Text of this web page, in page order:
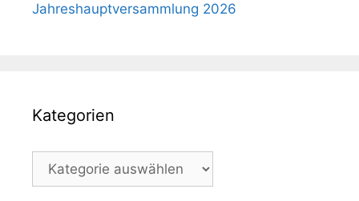
Jahreshauptversammlung 2026
Kategorien
Kategorien